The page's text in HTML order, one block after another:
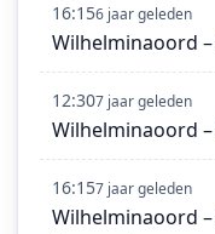
16:156 jaar geleden
Wilhelminaoord
12:307 jaar geleden
Wilhelminaoord
16:157 jaar geleden
Wilhelminaoord –